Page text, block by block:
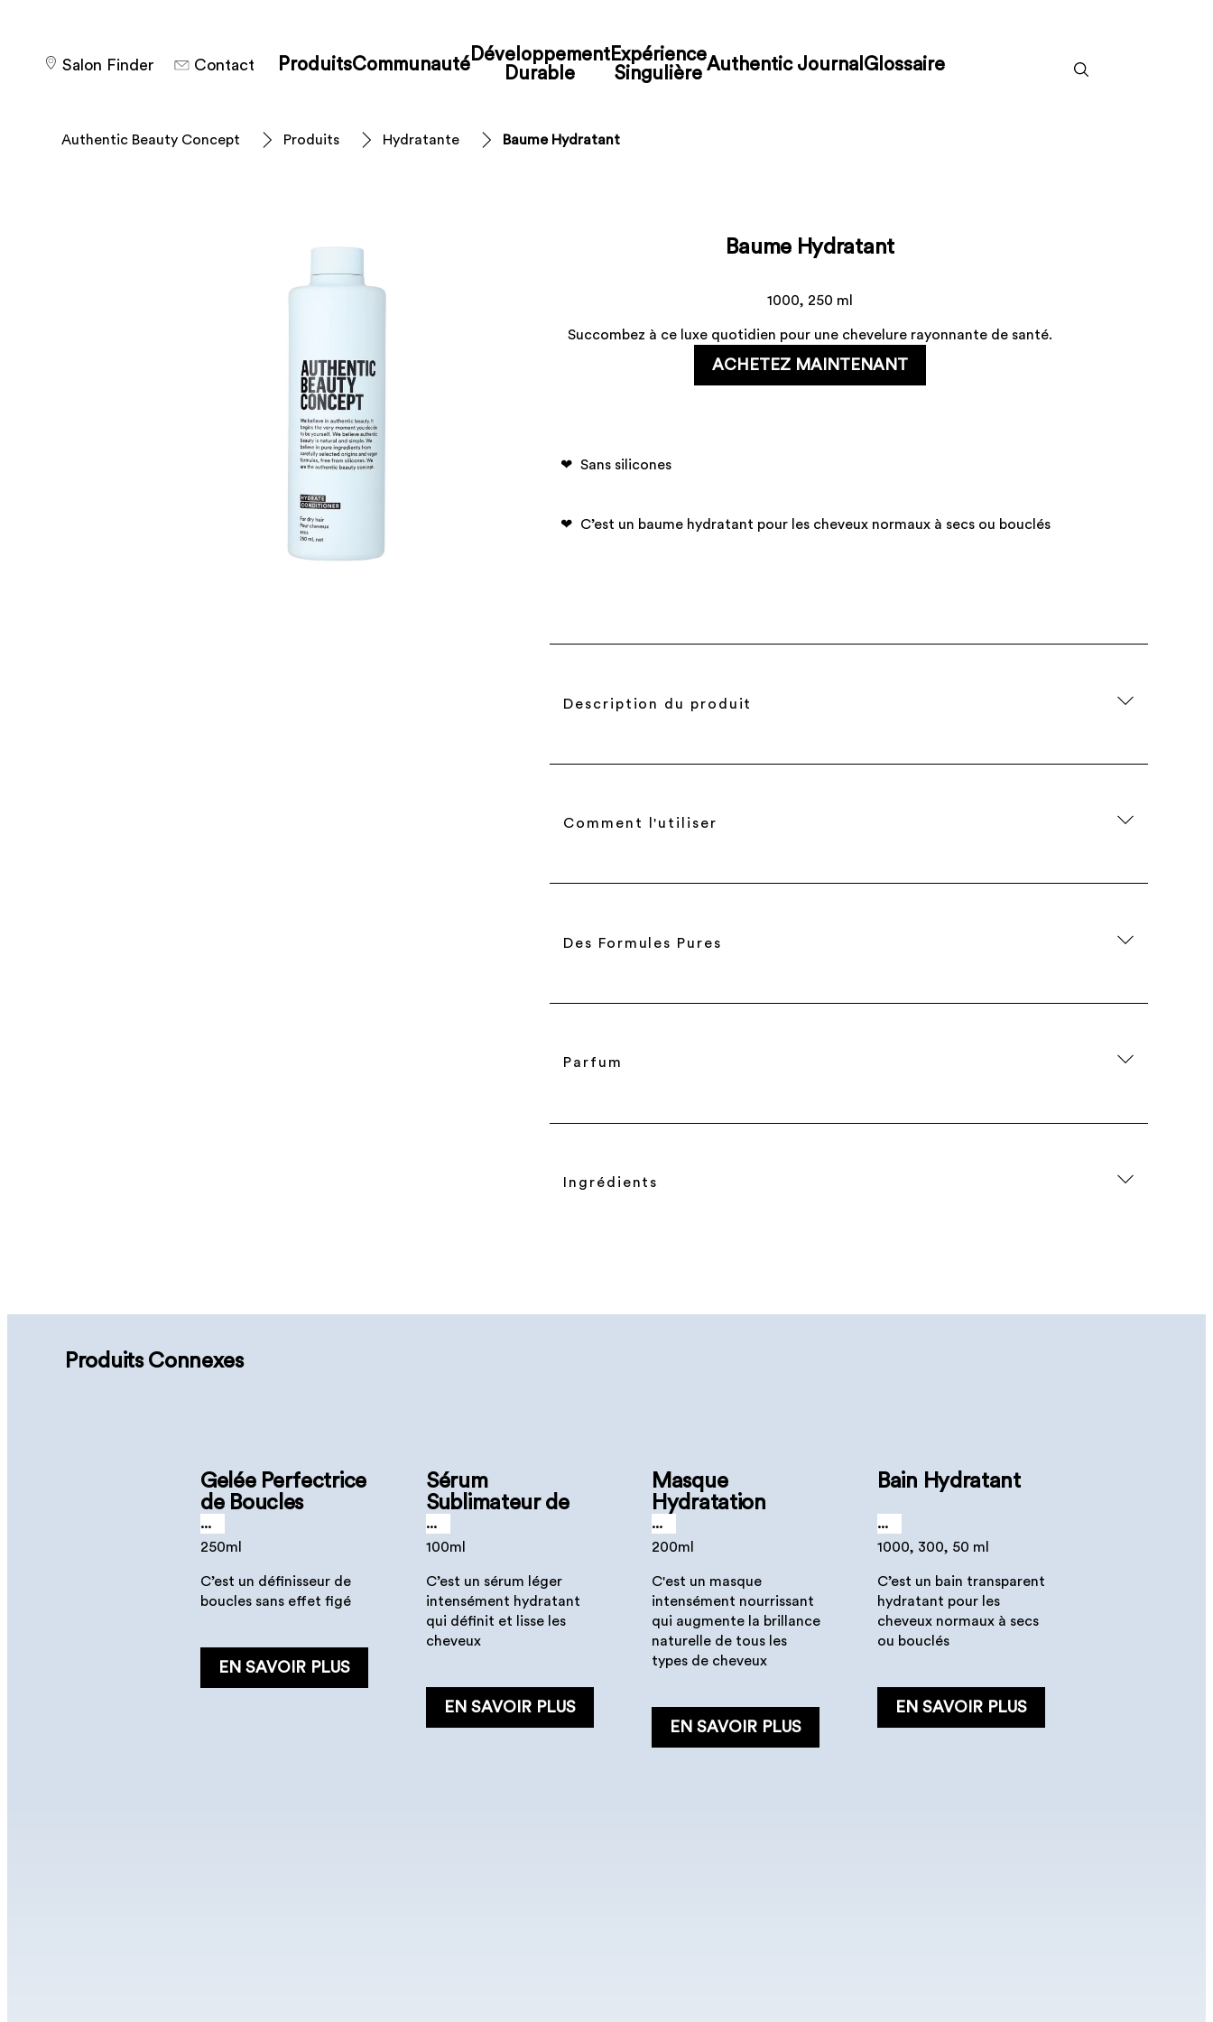
ProduitsCommunauté Développement
Durable
Expérience
Singulière Authentic Journal Glossaire
Salon Finder Contact
Authentic Beauty Concept Produits Hydratante Baume Hydratant
Baume Hydratant
1000, 250 ml
Succombez à ce luxe quotidien pour une chevelure rayonnante de santé.
ACHETEZ MAINTENANT
Sans silicones
C’est un baume hydratant pour les cheveux normaux à secs ou bouclés
Description du produit
Comment l'utiliser
Des Formules Pures
Parfum
Ingrédients
Produits Connexes
Gelée Perfectrice
de Boucles
...
250ml
C’est un définisseur de
boucles sans effet figé
EN SAVOIR PLUS
Sérum
Sublimateur de
Boucles
...
100ml
C’est un sérum léger
intensément hydratant
qui définit et lisse les
cheveux
EN SAVOIR PLUS
Masque
Hydratation
Intense
...
200ml
C'est un masque
intensément nourrissant
qui augmente la brillance
naturelle de tous les
types de cheveux
EN SAVOIR PLUS
Bain Hydratant
...
1000, 300, 50 ml
C’est un bain transparent
hydratant pour les
cheveux normaux à secs
ou bouclés
EN SAVOIR PLUS